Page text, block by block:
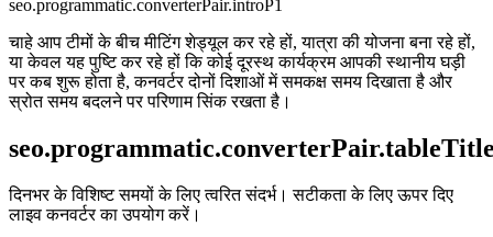
seo.programmatic.converterPair.introP1
चाहे आप टीमों के बीच मीटिंग शेड्यूल कर रहे हों, यात्रा की योजना बना रहे हों,
या केवल यह पुष्टि कर रहे हों कि कोई दूरस्थ कार्यक्रम आपकी स्थानीय घड़ी
पर कब शुरू होता है, कनवर्टर दोनों दिशाओं में समकक्ष समय दिखाता है और
स्रोत समय बदलने पर परिणाम सिंक रखता है।
दिनभर के विशिष्ट समयों के लिए त्वरित संदर्भ। सटीकता के लिए ऊपर दिए
लाइव कनवर्टर का उपयोग करें।